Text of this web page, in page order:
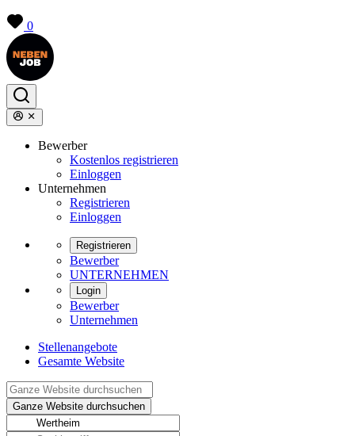
0
Bewerber
Kostenlos registrieren
Einloggen
Unternehmen
Registrieren
Einloggen
Registrieren
Bewerber
UNTERNEHMEN
Login
Bewerber
Unternehmen
Stellenangebote
Gesamte Website